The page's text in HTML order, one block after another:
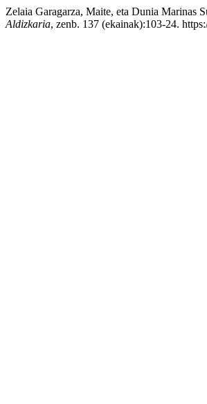
Zelaia Garagarza, Maite, eta Dunia Marinas
Aldizkaria, zenb. 137 (ekainak):103-24.